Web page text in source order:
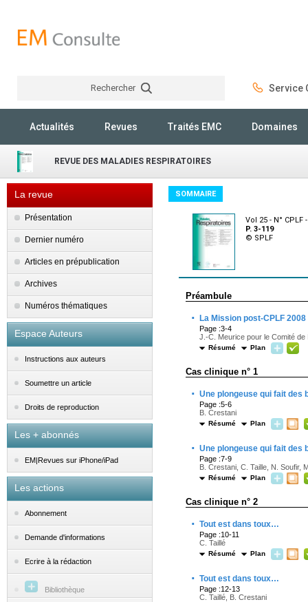
Rechercher Service
Actualités Revues Traités EMC Domaines
REVUE DES MALADIES RESPIRATOIRES
La revue
Présentation
Dernier numéro
Articles en prépublication
Archives
Numéros thématiques
Espace Auteurs
Instructions aux auteurs
Soumettre un article
Droits de reproduction
Les + abonnés
EM|Revues sur iPhone/iPad
Les actions
Abonnement
Demande d'informations
Ecrire à la rédaction
Bibliothèque
SOMMAIRE
Vol 25 - N° CPLF
P. 3-119
© SPLF
Préambule
· La Mission post-CPLF 2008
Page :3-4
J.-C. Meurice pour le Comité de
Résumé Plan
Cas clinique n° 1
· Une plongeuse qui fait des
Page :5-6
B. Crestani
Résumé Plan
· Une plongeuse qui fait des
Page :7-9
B. Crestani, C. Taille, N. Soufir,
Résumé Plan
Cas clinique n° 2
· Tout est dans toux…
Page :10-11
C. Taillé
Résumé Plan
· Tout est dans toux…
Page :12-13
C. Taillé, B. Crestani